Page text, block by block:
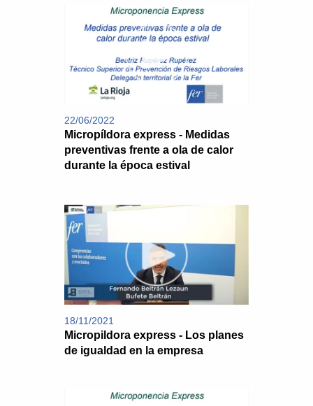
22/06/2022
Micropíldora express - Medidas
preventivas frente a ola de calor
durante la época estival
18/11/2021
Micropildora express - Los planes
de igualdad en la empresa